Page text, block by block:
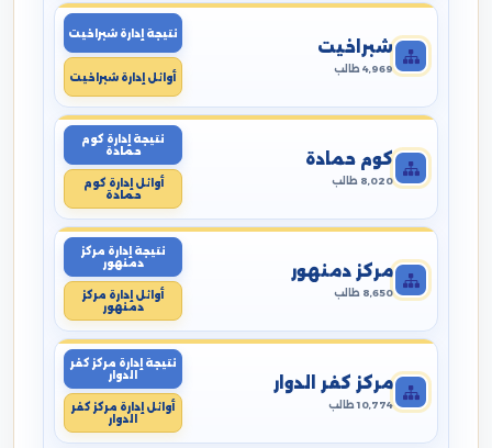
شبراخيت
4,969 طالب
نتيجة إدارة شبراخيت
أوائل إدارة شبراخيت
كوم حمادة
8,020 طالب
نتيجة إدارة كوم
حمادة
أوائل إدارة كوم
حمادة
مركز دمنهور
8,650 طالب
نتيجة إدارة مركز
دمنهور
أوائل إدارة مركز
دمنهور
مركز كفر الدوار
10,774 طالب
نتيجة إدارة مركز كفر
الدوار
أوائل إدارة مركز كفر
الدوار